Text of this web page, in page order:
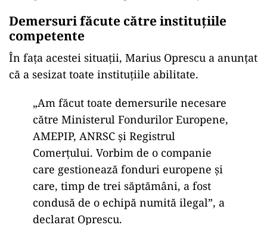
Demersuri făcute către instituțiile
competente
În fața acestei situații, Marius Oprescu a anunțat
că a sesizat toate instituțiile abilitate.
„Am făcut toate demersurile necesare
către Ministerul Fondurilor Europene,
AMEPIP, ANRSC și Registrul
Comerțului. Vorbim de o companie
care gestionează fonduri europene și
care, timp de trei săptămâni, a fost
condusă de o echipă numită ilegal”, a
declarat Oprescu.